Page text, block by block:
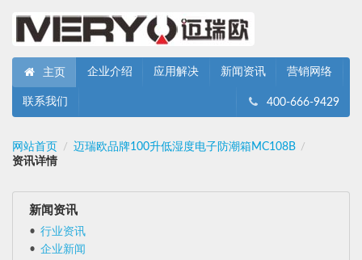
主页 企业介绍 应用解决 新闻资讯 营销网络
联系我们 400-666-9429
网站首页 / 迈瑞欧品牌100升低湿度电子防潮箱MC108B /
资讯详情
新闻资讯
行业资讯
企业新闻